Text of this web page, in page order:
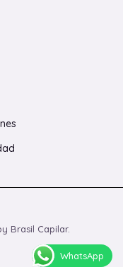
Brasil Capilar.
WhatsApp